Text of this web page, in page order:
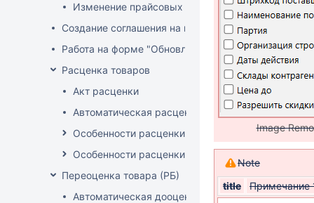
Изменение прайсовых цен
Создание соглашения на поставку
Работа на форме "Обновление розничных цен"
Расценка товаров
Акт расценки
Автоматическая расценка при проведении
Особенности расценки в РБ
Особенности расценки РФ
Переоценка товара (РБ)
Автоматическая дооценка товаров
Image
Note
title
Примечание